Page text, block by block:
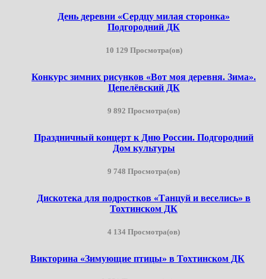
День деревни «Сердцу милая сторонка»
Подгородний ДК
10 129 Просмотра(ов)
Конкурс зимних рисунков «Вот моя деревня. Зима».
Цепелёвский ДК
9 892 Просмотра(ов)
Праздничный концерт к Дню России. Подгородний
Дом культуры
9 748 Просмотра(ов)
Дискотека для подростков «Танцуй и веселись» в
Тохтинском ДК
4 134 Просмотра(ов)
Викторина «Зимующие птицы» в Тохтинском ДК